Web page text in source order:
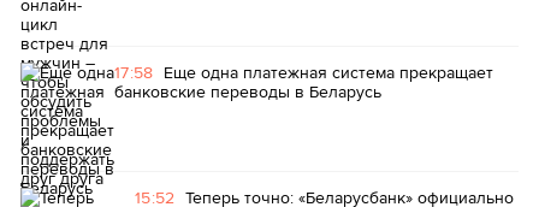
17:58 Еще одна платежная система прекращает
банковские переводы в Беларусь
15:52 Теперь точно: «Беларусбанк» официально